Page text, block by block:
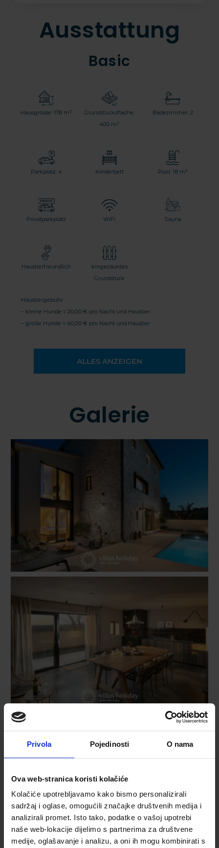
Privola Pojedinosti O nama
Ova web-stranica koristi kolačiće
Kolačiće upotrebljavamo kako bismo personalizirali
sadržaj i oglase, omogućili značajke društvenih medija i
analizirali promet. Isto tako, podatke o vašoj upotrebi
naše web-lokacije dijelimo s partnerima za društvene
medije, oglašavanje i analizu, a oni ih mogu kombinirati s
Ausstattung
Basic
Hausgrösse: 178 m²
Grundstücksfläche:
400 m²
Badezimmer: 2
Parkplatz: 4 Kinderbett Pool: 18 m²
Privatparkplatz WiFi Sauna
Haustierfreundlich
eingezäuntes
Grundstück
Haustiergebühr:
– kleine Hunde = 20,00 € pro Nacht und Haustier
– große Hunde = 40,00 € pro Nacht und Haustier
ALLES ANZEIGEN
Galerie